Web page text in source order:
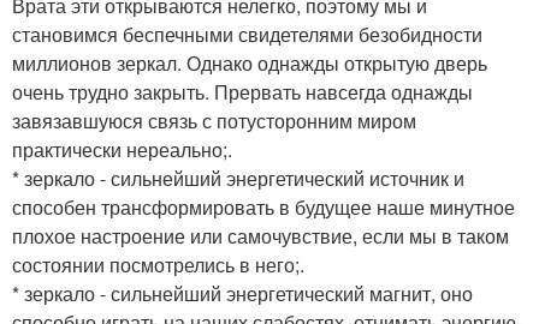
становимся беспечными свидетелями безобидности
миллионов зеркал. Однако однажды открытую дверь
очень трудно закрыть. Прервать навсегда однажды
завязавшуюся связь с потусторонним миром
практически нереально;.
* зеркало - сильнейший энергетический источник и
способен трансформировать в будущее наше минутное
плохое настроение или самочувствие, если мы в таком
состоянии посмотрелись в него;.
* зеркало - сильнейший энергетический магнит, оно